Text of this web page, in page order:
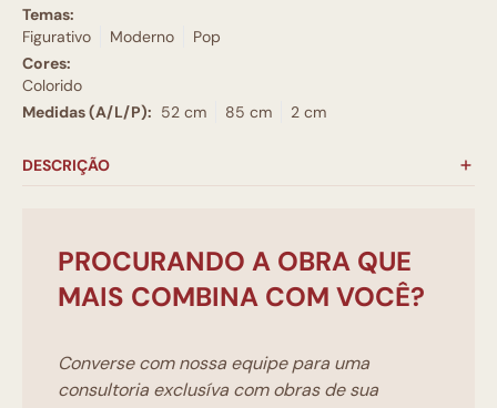
Temas:
Figurativo
Moderno
Pop
Cores:
Colorido
Medidas (A/L/P): 52 cm 85 cm 2 cm
DESCRIÇÃO
PROCURANDO A OBRA QUE
MAIS COMBINA COM VOCÊ?
Converse com nossa equipe para uma
consultoria exclusíva com obras de sua